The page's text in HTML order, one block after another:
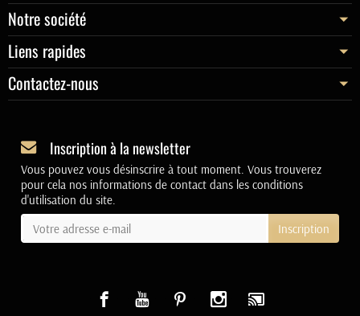
Notre société
Liens rapides
Contactez-nous
Inscription à la newsletter
Vous pouvez vous désinscrire à tout moment. Vous trouverez
pour cela nos informations de contact dans les conditions
d'utilisation du site.